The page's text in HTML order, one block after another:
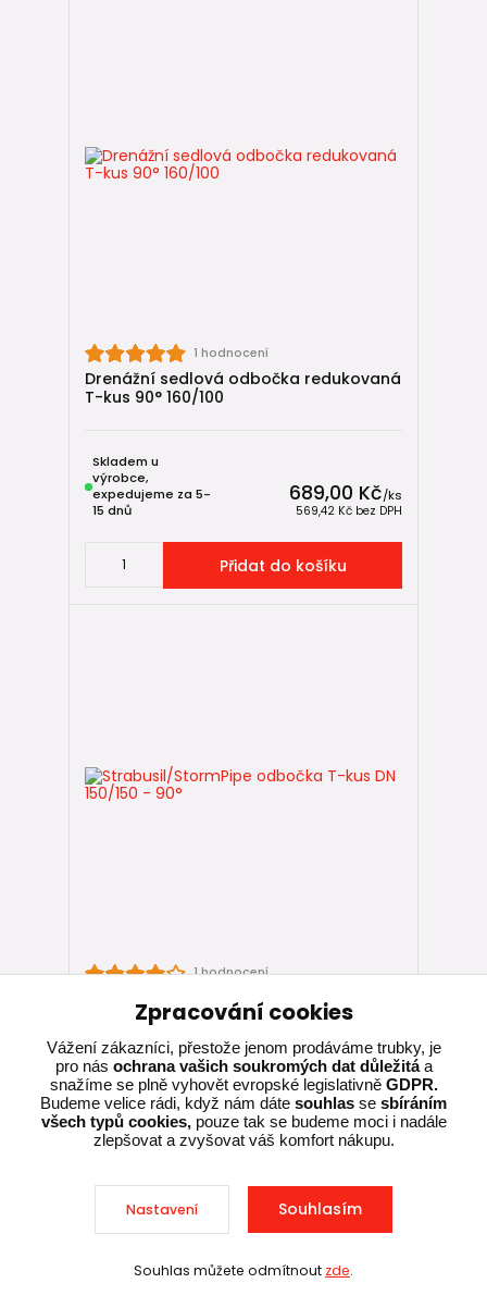
1 hodnocení
Drenážní sedlová odbočka redukovaná
T-kus 90° 160/100
689,00 Kč/ks
569,42 Kč bez DPH
Skladem u
výrobce,
expedujeme za 5-
15 dnů
Přidat do košíku
1 hodnocení
Strabusil/StormPipe odbočka T-kus DN
150/150 - 90°
699,00 Kč /ks
577,69 Kč bez DPH
Skladem, ihned k
expedici
Sleva při nákupu nad 10 000 Kč
Zpracování cookies
Vážení zákazníci, přestože jenom prodáváme trubky, je
pro nás ochrana vašich soukromých dat důležitáa
snažíme se plně vyhovět evropské legislativně GDPR.
Budeme velice rádi, když nám dáte souhlas se sbíráním
všech typů cookies,pouze tak se budeme moci i nadále
zlepšovat a zvyšovat váš komfort nákupu.
Nastavení Souhlasím
Souhlas můžete odmítnout zde.